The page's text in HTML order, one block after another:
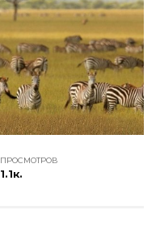
ПРОСМОТРОВ
1.1к.